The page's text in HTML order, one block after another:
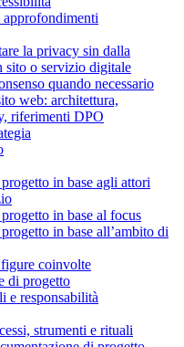
la privacy sin dalla
sito o servizio digitale
quando necessario
web: architettura,
riferimenti DPO
in base agli attori
in base al focus
in base all’ambito di
coinvolte
di progetto
e responsabilità
strumenti e rituali